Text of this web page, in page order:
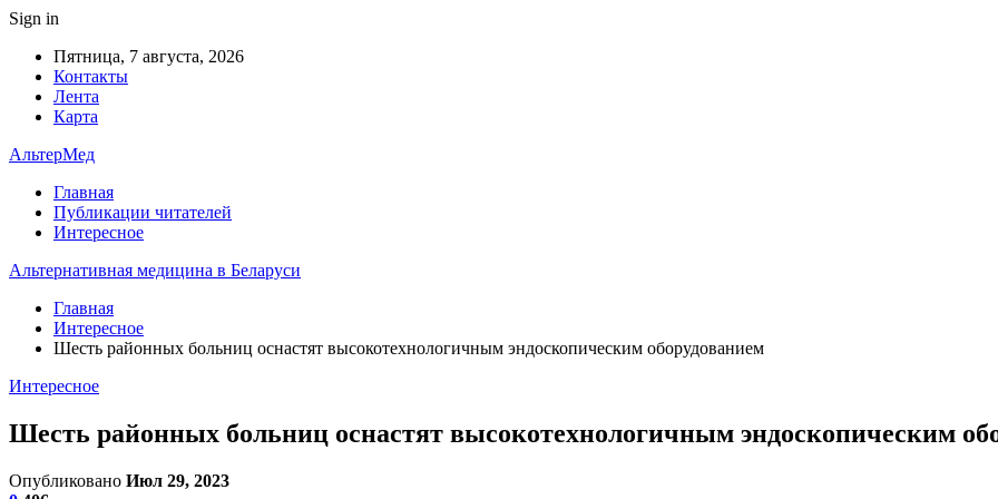
Sign in
Пятница, 7 августа, 2026
Контакты
Лента
Карта
АльтерМед
Главная
Публикации читателей
Интересное
Альтернативная медицина в Беларуси
Главная
Интересное
Шесть районных больниц оснастят высокотехнологичным эндоскопическим оборудованием
Интересное
Шесть районных больниц оснастят высокотехнологичным эндоскопическим
Опубликовано Июл 29, 2023